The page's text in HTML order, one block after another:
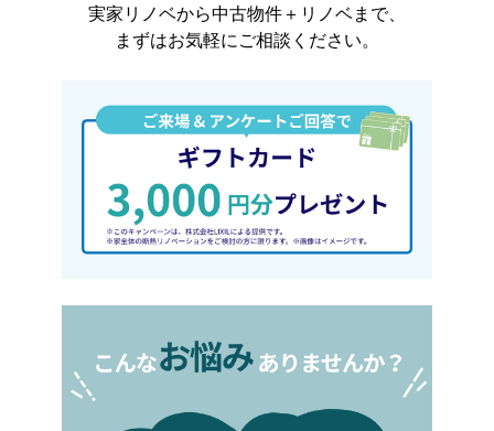
実家リノベから中古物件＋リノベまで、
まずはお気軽にご相談ください。